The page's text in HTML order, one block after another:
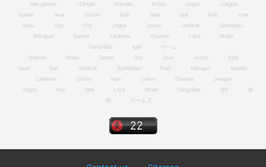
free games 123spill Games Игры Jogos
Juegos
Spiele
Jeux Giochi Spill Spel Spil Pelit
Ігри
игры
Gry Hry Jogos Jocuri Jatekok
Spelletjes
Mängud
Speles Zaidimai Oyunlar Lojra
Игри
Παιχνίδια
Igre
ゲーム
Games
Игры Spiele Gry Jeux Jocuri
Spill
Spel
Spil Jatekok Spelletjes Pelit Mängud
Speles
Zaidimai
Giochi Ігри Гульні Oyunlar
Juegos
Jogos
Hry Igre Lojra Игри Παιχνίδια खेल
游
戏
ゲームズ